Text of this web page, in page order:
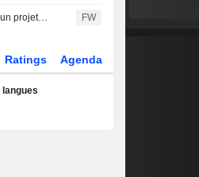
Kone remporte un contrat pour un projet immobilier à Londres FW
Ratings Agenda